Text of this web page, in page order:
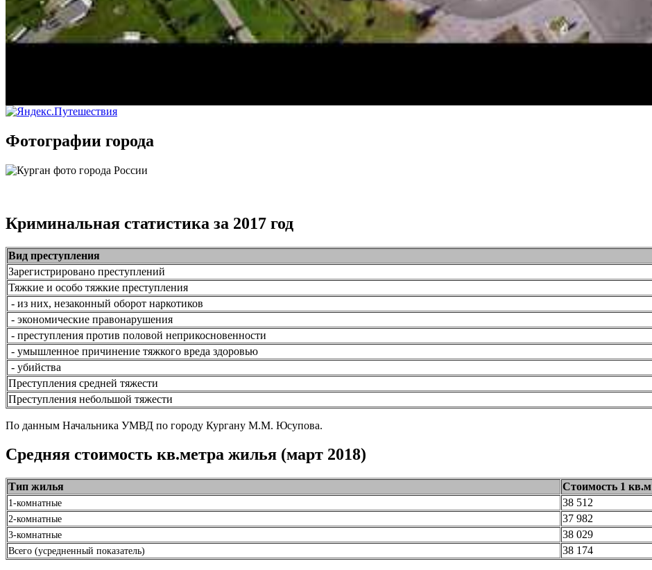
Фотографии города
Криминальная статистика за 2017 год
Вид преступления
Зарегистрировано преступлений
Тяжкие и особо тяжкие преступления
- из них, незаконный оборот наркотиков
- экономические правонарушения
- преступления против половой неприкосновенности
- умышленное причинение тяжкого вреда здоровью
- убийства
Преступления средней тяжести
Преступления небольшой тяжести
По данным Начальника УМВД по городу Кургану М.М. Юсупова.
Средняя стоимость кв.метра жилья (март 2018)
Тип жилья Стоимость 1 кв.м
1-комнатные 38 512
2-комнатные 37 982
3-комнатные 38 029
Всего (усредненный показатель) 38 174